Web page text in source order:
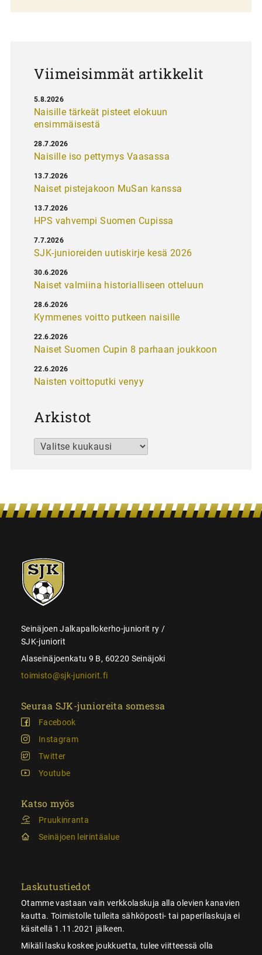
Viimeisimmät artikkelit
Naisille tärkeät pisteet elokuun
ensimmäisestä
5.8.2026
Naisille iso pettymys Vaasassa
28.7.2026
Naiset pistejakoon MuSan kanssa
13.7.2026
HPS vahvempi Suomen Cupissa
13.7.2026
SJK-junioreiden uutiskirje kesä 2026
7.7.2026
Naiset valmiina historialliseen otteluun
30.6.2026
Kymmenes voitto putkeen naisille
28.6.2026
Naiset Suomen Cupin 8 parhaan joukkoon
22.6.2026
Naisten voittoputki venyy
22.6.2026
Arkistot
Arkistot
SJK-
juniorit
Seinäjoen Jalkapallokerho-juniorit ry /
SJK-juniorit
Alaseinäjoenkatu 9 B, 60220 Seinäjoki
toimisto@sjk-juniorit.fi
Seuraa SJK-junioreita somessa
Facebook
Instagram
Twitter
Youtube
Katso myös
Pruukinranta
Seinäjoen leirintäalue
Laskutustiedot
Otamme vastaan vain verkkolaskuja alla olevien kanavien
kautta. Toimistolle tulleita sähköposti- tai paperilaskuja ei
käsitellä 1.11.2021 jälkeen.
Mikäli lasku koskee joukkuetta, tulee viitteessä olla